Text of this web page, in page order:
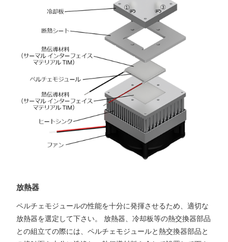
放熱器
ペルチェモジュールの性能を十分に発揮させるため、適切な
放熱器を選定して下さい。 放熱器、冷却板等の熱交換器部品
との組立ての際には、ペルチェモジュールと熱交換器部品と